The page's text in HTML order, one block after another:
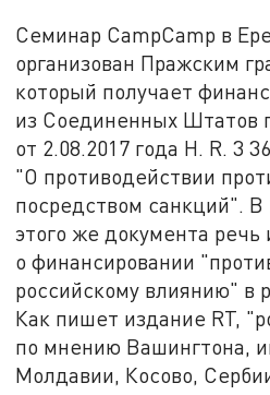
Семинар CampСamp в
организован Пражским
который получает
из Соединенных Штатов
от 2.08.2017 года H. R. 3
"О противодействии
посредством санкций". В
этого же документа речь
о финансировании
российскому влиянию" в
Как пишет издание RT,
по мнению Вашингтона,
Молдавии, Косово,